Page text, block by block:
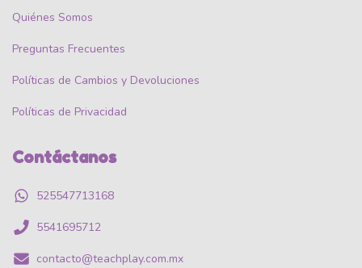
Quiénes Somos
Preguntas Frecuentes
Políticas de Cambios y Devoluciones
Políticas de Privacidad
Contáctanos
525547713168
5541695712
contacto@teachplay.com.mx